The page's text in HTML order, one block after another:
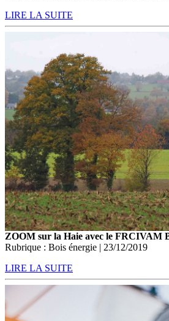
LIRE LA SUITE
ZOOM sur la Haie avec le FRCIVAM
Rubrique : Bois énergie | 23/12/2019
LIRE LA SUITE